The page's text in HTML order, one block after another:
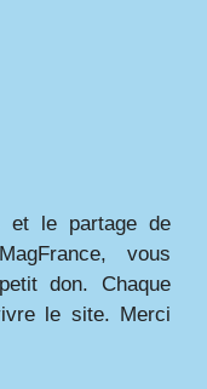
et le partage de
vous
don. Chaque
le site. Merci